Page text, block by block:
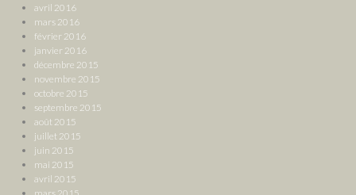
avril 2016
mars 2016
février 2016
janvier 2016
décembre 2015
novembre 2015
octobre 2015
septembre 2015
août 2015
juillet 2015
juin 2015
mai 2015
avril 2015